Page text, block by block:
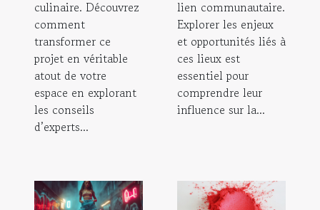
culinaire. Découvrez
comment
transformer ce
projet en véritable
atout de votre
espace en explorant
les conseils
d’experts...
lien communautaire.
Explorer les enjeux
et opportunités liés à
ces lieux est
essentiel pour
comprendre leur
influence sur la...